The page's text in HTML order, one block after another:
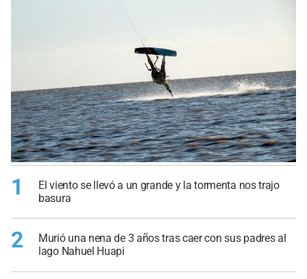
1
El viento se llevó a un grande y la tormenta nos trajo
basura
2
Murió una nena de 3 años tras caer con sus padres al
lago Nahuel Huapi